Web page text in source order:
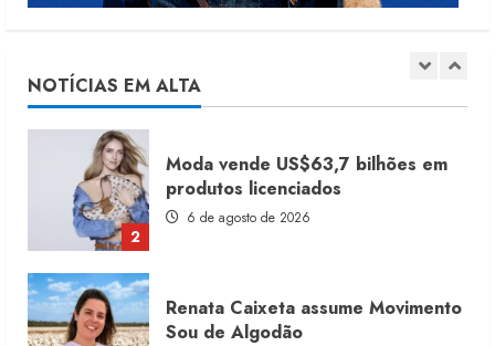
NOTÍCIAS EM ALTA
1
7 de agosto de 2026
2
Moda vende US$63,7 bilhões em
produtos licenciados
6 de agosto de 2026
Renata Caixeta assume Movimento
Sou de Algodão